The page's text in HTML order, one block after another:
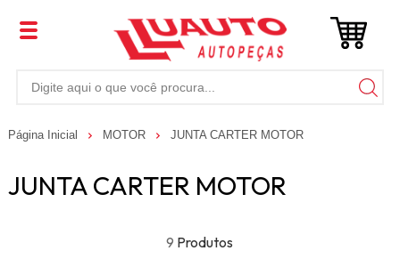
Página Inicial MOTOR JUNTA CARTER MOTOR
JUNTA CARTER MOTOR
9